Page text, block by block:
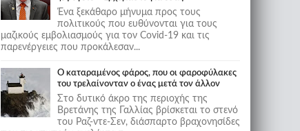
Ένα ξεκάθαρο μήνυμα προς τους
πολιτικούς που ευθύνονται για τους
μαζικούς εμβολιασμούς για τον Covid-19 και τις
παρενέργειες που προκάλεσαν...
Ο καταραμένος φάρος, που οι φαροφύλακες
του τρελαίνονταν ο ένας μετά τον άλλον
Στο δυτικό άκρο της περιοχής της
Βρετάνης της Γαλλίας βρίσκεται το στενό
του Ραζ-ντε-Σεν, διάσπαρτο βραχονησίδες